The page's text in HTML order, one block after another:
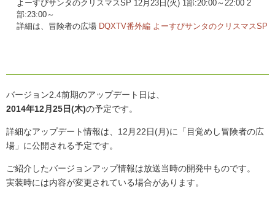
よーすぴサンタのクリスマスSP 12月23日(火) 1部:20:00～22:00 2
部:23:00～
詳細は、冒険者の広場 DQXTV番外編 よーすぴサンタのクリスマスSP
バージョン2.4前期のアップデート日は、
2014年12月25日(木)の予定です。
詳細なアップデート情報は、12月22日(月)に「目覚めし冒険者の広
場」に公開される予定です。
ご紹介したバージョンアップ情報は放送当時の開発中ものです。
実装時には内容が変更されている場合があります。